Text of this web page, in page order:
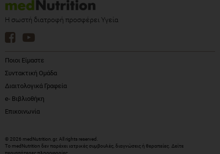
Η σωστή διατροφή προσφέρει Υγεία
Ποιοι Είμαστε
Συντακτική Ομάδα
Διαιτολογικά Γραφεία
e- Βιβλιοθήκη
Επικοινωνία
© 2026 medNutrition.gr. All rights reserved.
Το medNutrition δεν παρέχει ιατρικές συμβουλές, διαγνώσεις ή θεραπείες. Δείτε
περισσότερες πληροφορίες